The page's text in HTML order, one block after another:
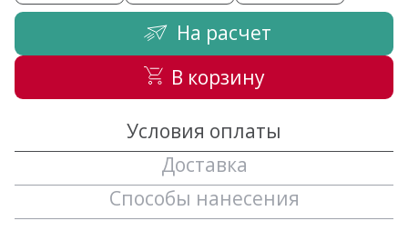
На расчет
В корзину
Условия оплаты
Доставка
Способы нанесения